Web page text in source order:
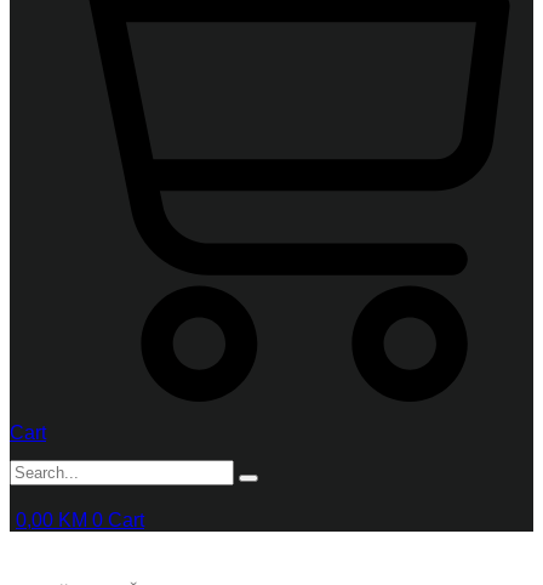
Cart
0,00 KM 0 Cart